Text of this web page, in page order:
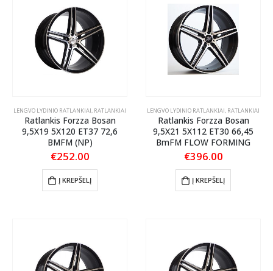
LENGVO LYDINIO RATLANKIAI RATLANKIAI
Ratlankis Forzza Bosan
9,5X19 5X120 ET37 72,6
BMFM (NP)
€252.00
Į KREPŠELĮ
LENGVO LYDINIO RATLANKIAI RATLANKIAI
Ratlankis Forzza Bosan
9,5X21 5X112 ET30 66,45
BmFM FLOW FORMING
€396.00
Į KREPŠELĮ